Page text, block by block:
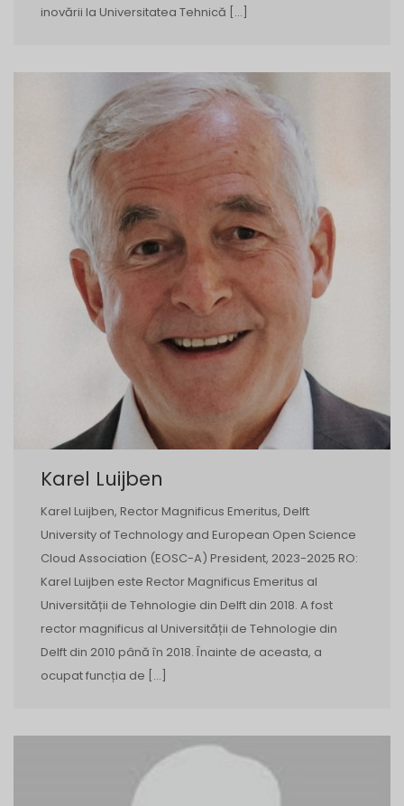
inovării la Universitatea Tehnică […]
Karel Luijben
Karel Luijben, Rector Magnificus Emeritus, Delft
University of Technology and European Open Science
Cloud Association (EOSC-A) President, 2023-2025 RO:
Karel Luijben este Rector Magnificus Emeritus al
Universității de Tehnologie din Delft din 2018. A fost
rector magnificus al Universității de Tehnologie din
Delft din 2010 până în 2018. Înainte de aceasta, a
ocupat funcția de […]